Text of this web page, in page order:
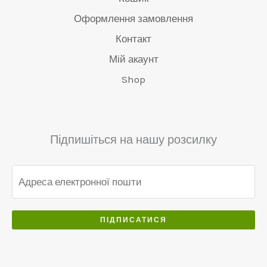
Оформлення замовлення
Контакт
Мій акаунт
Shop
Підпишіться на нашу розсилку
ПІДПИСАТИСЯ